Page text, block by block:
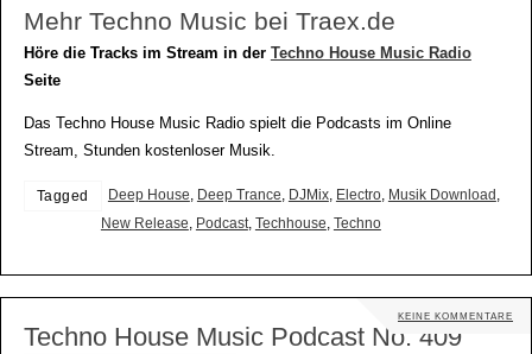
Mehr Techno Music bei Traex.de
Höre die Tracks im Stream in der Techno House Music Radio
Seite
Das Techno House Music Radio spielt die Podcasts im Online
Stream, Stunden kostenloser Musik.
Tagged Deep House Deep Trance DJMix, Electro, Musik Download
New Release Podcast, Techhouse Techno
KEINE KOMMENTARE
Techno House Music Podcast No. 409